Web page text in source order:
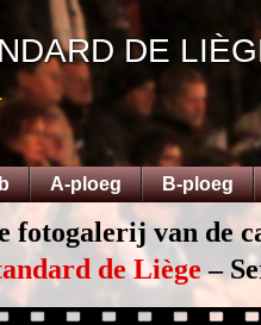
DE
A-ploeg B-ploeg
fotogalerij van de
de Liège–